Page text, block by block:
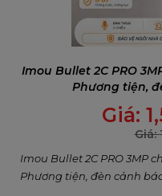
Imou Bullet 2C PRO
Phương tiện,
Giá:
Giá:
Imou Bullet 2C PRO 3MP
Phương tiện, đèn cảnh